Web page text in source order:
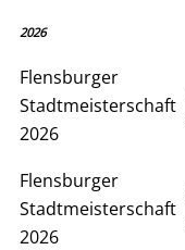
2026
Flensburger
Stadtmeisterschaft
2026
Flensburger
Stadtmeisterschaft
2026